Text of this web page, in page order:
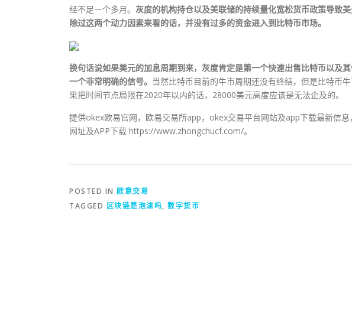
经不足一个多月。 灰度的机构持仓以及美联储的持续量化宽松货币政策导致
除过这两个动力因素来看的话，并没有过多的资金进入到比特币市场。
换句话说如果美元的加息周期到来，灰度肯定是第一个快速出售比特币以及
一个非常明确的信号。 当然比特币目前的牛市周期还没有终结，但是比特币
果把时间节点局限在2020年以内的话，28000美元高度应该是无法企及的。
提供okex欧易官网，欧易交易所app，okex交易平台网站及app下载最新信息
网址及APP下载 https://www.zhongchucf.com/。
POSTED IN 欧意交易
TAGGED 区块链是泡沫吗, 数字货币